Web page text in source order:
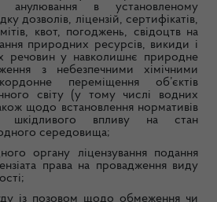
в установленому
дозволів, ліцензій, сертифікатів,
квот, погоджень, свідоцтв на
природних ресурсів, викиди і
речовин у навколишнє природне
з небезпечними хімічними
переміщення об’єктів
світу (у тому числі водних
щодо встановлення нормативів
шкідливого впливу на стан
середовища;
органу ліцензування подання
права на провадження виду
із позовом щодо обмеження чи